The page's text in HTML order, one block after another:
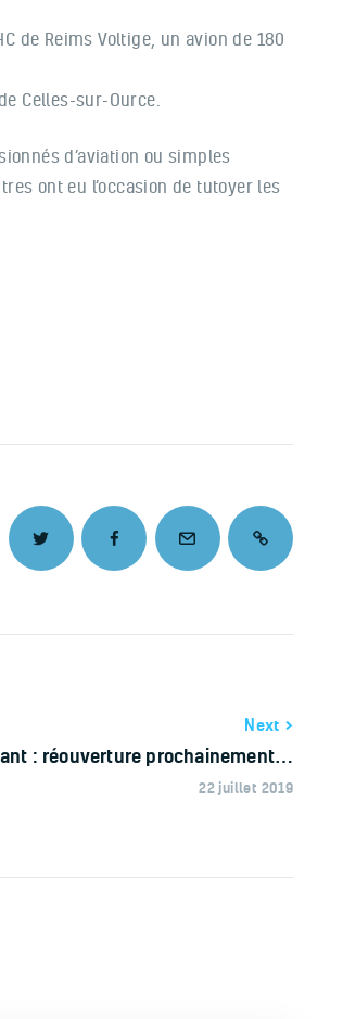
de Reims Voltige, un avion de 180
Celles-sur-Ource.
d’aviation ou simples
ont eu l’occasion de tutoyer les
Next
: réouverture prochainement…
22 juillet 2019